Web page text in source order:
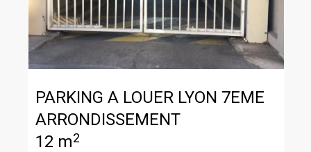
PARKING A LOUER LYON 7EME
ARRONDISSEMENT
12 m2